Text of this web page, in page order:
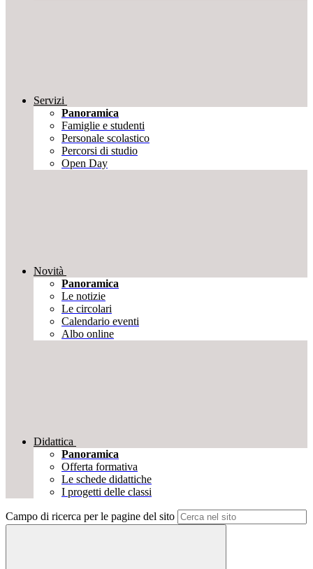
Servizi
Panoramica
Famiglie e studenti
Personale scolastico
Percorsi di studio
Open Day
Novità
Panoramica
Le notizie
Le circolari
Calendario eventi
Albo online
Didattica
Panoramica
Offerta formativa
Le schede didattiche
I progetti delle classi
Campo di ricerca per le pagine del sito